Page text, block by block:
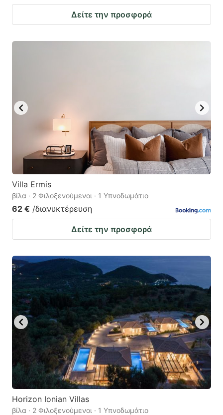
Δείτε την προσφορά
Villa Ermis
βίλα · 2 Φιλοξενούμενοι · 1 Υπνοδωμάτιο
62 € /διανυκτέρευση
Δείτε την προσφορά
Horizon Ionian Villas
βίλα · 2 Φιλοξενούμενοι · 1 Υπνοδωμάτιο